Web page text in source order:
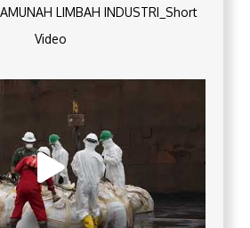
LIMBAH INDUSTRI_Short
Video